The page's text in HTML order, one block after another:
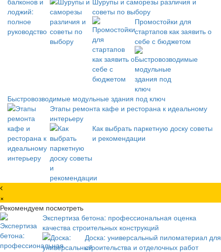
советы по выбору
Промостойки для
стартапов как заявить о
себе с бюджетом
Быстровозводимые модульные здания под ключ
Этапы ремонта кафе и ресторана к идеальному
интерьеру
Как выбрать паркетную доску советы
и рекомендации
×
Рекомендуем посмотреть
Экспертиза бетона: профессиональная оценка
качества строительных конструкций
Доска: универсальный пиломатериал для
строительства и отделочных работ